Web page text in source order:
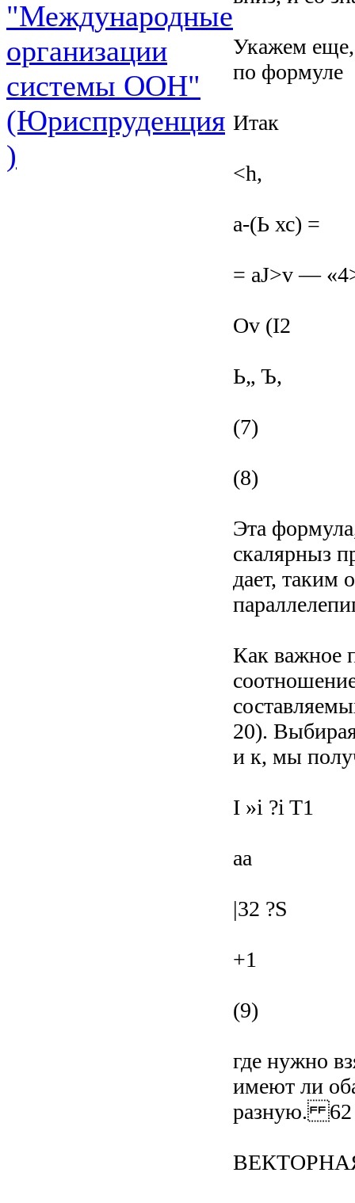
"Международные
организации
системы ООН"
(Юриспруденция
)
Укажем еще,
по формуле
Итак
<h,
а-(Ь хс) =
= aJ>v —
Ov (I2
Ь„ Ъ,
(7)
(8)
Эта
скалярныз
дает, таким
Как важное
20).
и к, мы
І »і ?i T1
aa
|32 ?S
+1
(9)
где нужно
имеют ли
разную. 62